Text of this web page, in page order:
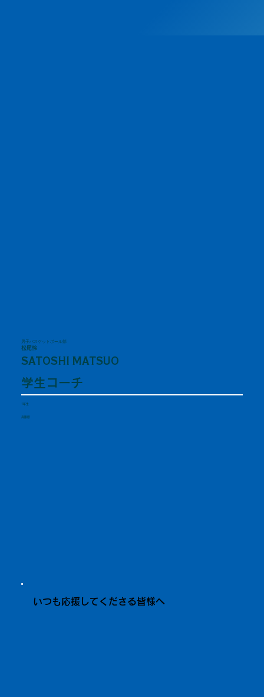
男子バスケットボール部
松尾怜
SATOSHI MATSUO
学生コーチ
1年生
兵庫県
いつも応援してくださる皆様へ